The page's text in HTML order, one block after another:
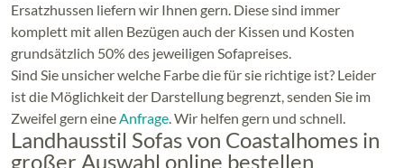
Ersatzhussen liefern wir Ihnen gern. Diese sind immer
komplett mit allen Bezügen auch der Kissen und Kosten
grundsätzlich 50% des jeweiligen Sofapreises.
Sind Sie unsicher welche Farbe die für sie richtige ist? Leider
ist die Möglichkeit der Darstellung begrenzt, senden Sie im
Zweifel gern eineAnfrage. Wir helfen gern und schnell.
Landhausstil Sofas von Coastalhomes in
großer Auswahl online bestellen